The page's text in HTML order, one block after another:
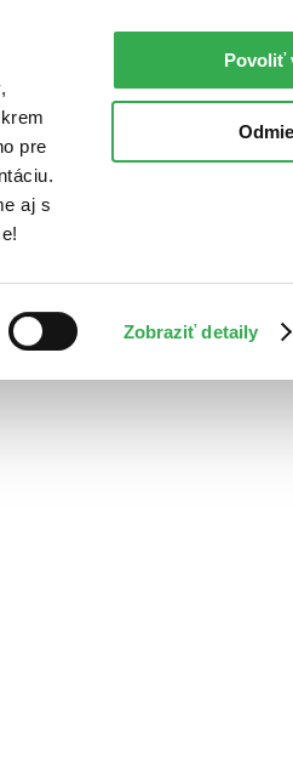
pre
aj s
Zobraziť detaily
Povoliť